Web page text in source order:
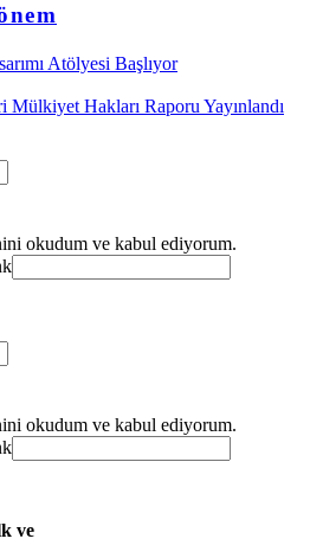
Atölyesi Başlıyor
Hakları Raporu Yayınlandı
okudum ve kabul ediyorum.
okudum ve kabul ediyorum.
ve